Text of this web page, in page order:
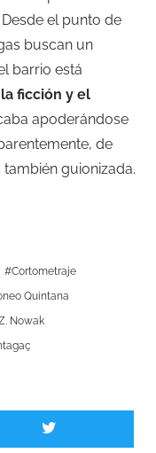
Desde el punto de
buscan un
barrio está
la ficción y el
apoderándose
de
guionizada.
Cortometraje
Quintana
Nowak